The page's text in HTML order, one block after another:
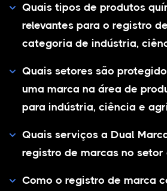
Quais tipos de produtos
relevantes para o registro
categoria de indústria,
Quais setores são
uma marca na área de
para indústria, ciência e
Quais serviços a Dual
registro de marcas no setor
Como o registro de marca